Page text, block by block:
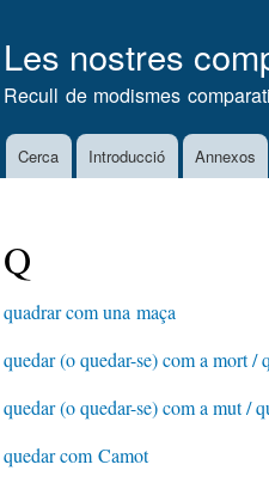
Les nostres
Recull de modismes
MainCerca Introducció Annexos
Q
quadrar com una maça
quedar (o quedar-se) com a mort /
quedar (o quedar-se) com a mut /
quedar com Camot